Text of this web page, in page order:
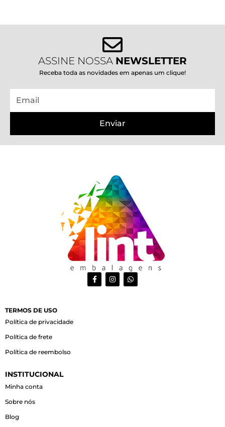
ASSINE NOSSA NEWSLETTER
Receba toda as novidades em apenas um clique!
Enviar
F
a
c
I
n
s
W
h
a
TERMOS DE USO
Política de privacidade
Política de frete
Política de reembolso
INSTITUCIONAL
Minha conta
Sobre nós
Blog